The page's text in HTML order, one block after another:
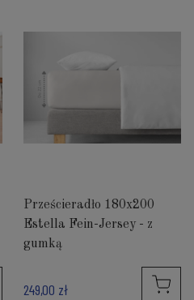
Prześcieradło 180x200
Estella Fein-Jersey - z
gumką
249,00 zł